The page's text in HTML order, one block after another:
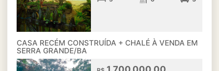
CASA RECÉM CONSTRUÍDA + CHALÉ À VENDA EM
SERRA GRANDE/BA